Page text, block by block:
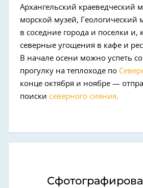
Архангельский краеведческий
морской музей, Геологический
в соседние города и поселки и,
северные угощения в кафе и
В начале осени можно успеть
прогулку на теплоходе по
конце октября и ноябре —
поиски северного сияния.